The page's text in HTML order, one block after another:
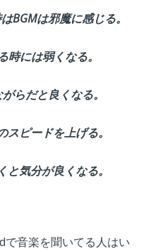
BGMは邪魔に感じる。
時には弱くなる。
らだと良くなる。
ピードを上げる。
気分が良くなる。
で音楽を聞いてる人はい